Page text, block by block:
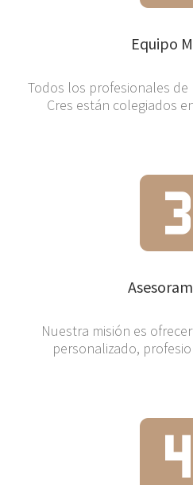
Equipo
Todos los profesionales
Cres están colegiados
Nuestra misión es
personalizado,